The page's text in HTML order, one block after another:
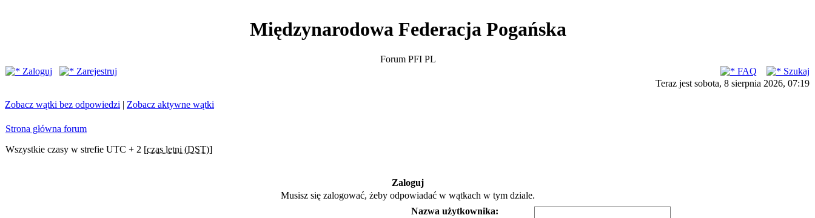
Międzynarodowa Federacja Pogańska
Forum PFI PL
Zaloguj
Zarejestruj FAQ
Szukaj
Teraz jest sobota, 8 sierpnia 2026, 07:19
Zobacz wątki bez odpowiedzi | Zobacz aktywne wątki
Strona główna forum
Wszystkie czasy w strefie UTC + 2 [czas letni (DST)]
Zaloguj
Musisz się zalogować, żeby odpowiadać w wątkach w tym dziale.
Nazwa użytkownika: